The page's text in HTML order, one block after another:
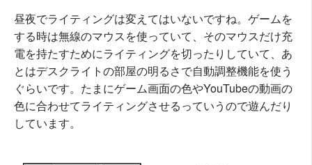
昼夜でライティングは変えてはいないですね。ゲームを
する時は無線のマウスを使っていて、そのマウスだけ充
電を持たすためにライティングを切ったりしていて、あ
とはデスクライトの部屋の明るさで自動調整機能を使う
ぐらいです。たまにゲーム画面の色やYouTubeの動画の
色に合わせてライティングさせるっていうので遊んだり
しています。